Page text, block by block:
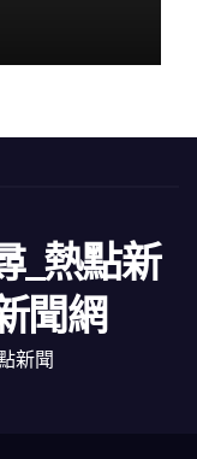
_熱點新
聞網
新聞